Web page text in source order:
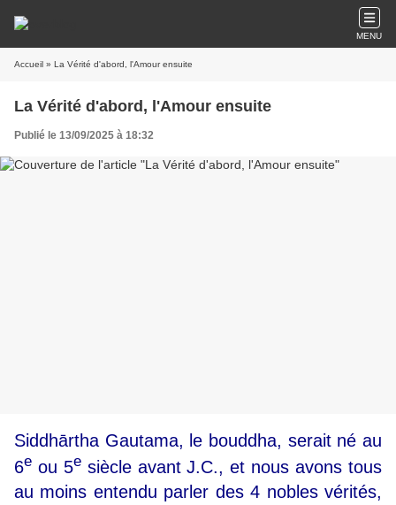
MENU
Accueil » La Vérité d'abord, l'Amour ensuite
La Vérité d'abord, l'Amour ensuite
Publié le 13/09/2025 à 18:32
Siddhārtha Gautama, le bouddha, serait né au
6e ou 5esiècle avant J.C., et nous avons tous
au moins entendu parler des 4 nobles vérités,